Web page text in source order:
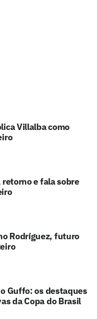
Villalba como
e fala sobre
Rodríguez, futuro
Guffo: os destaques
da Copa do Brasil